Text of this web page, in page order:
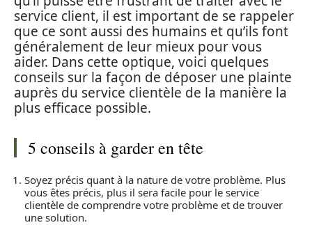
service client, il est important de se rappeler
que ce sont aussi des humains et qu’ils font
généralement de leur mieux pour vous
aider. Dans cette optique, voici quelques
conseils sur la façon de déposer une plainte
auprès du service clientèle de la manière la
plus efficace possible.
5 conseils à garder en tête
Soyez précis quant à la nature de votre problème. Plus
vous êtes précis, plus il sera facile pour le service
clientèle de comprendre votre problème et de trouver
une solution.